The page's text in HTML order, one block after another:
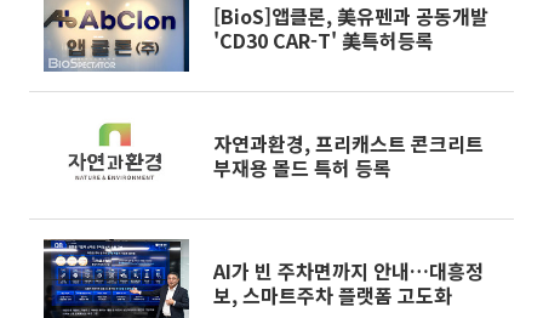
[BioS]앱클론, 美유펜과 공동개발
'CD30 CAR-T' 美특허등록
자연과환경, 프리캐스트 콘크리트
부재용 몰드 특허 등록
AI가 빈 주차면까지 안내…대흥정
보, 스마트주차 플랫폼 고도화